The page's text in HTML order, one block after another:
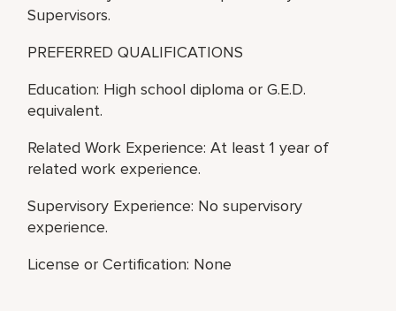
Supervisors.
PREFERRED QUALIFICATIONS
Education: High school diploma or G.E.D.
equivalent.
Related Work Experience: At least 1 year of
related work experience.
Supervisory Experience: No supervisory
experience.
License or Certification: None